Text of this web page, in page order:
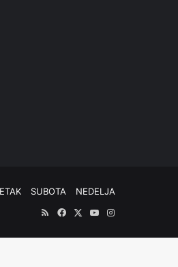
SUBOTA
NEDELJA
RSSFacebook
X YouTubeInstagram